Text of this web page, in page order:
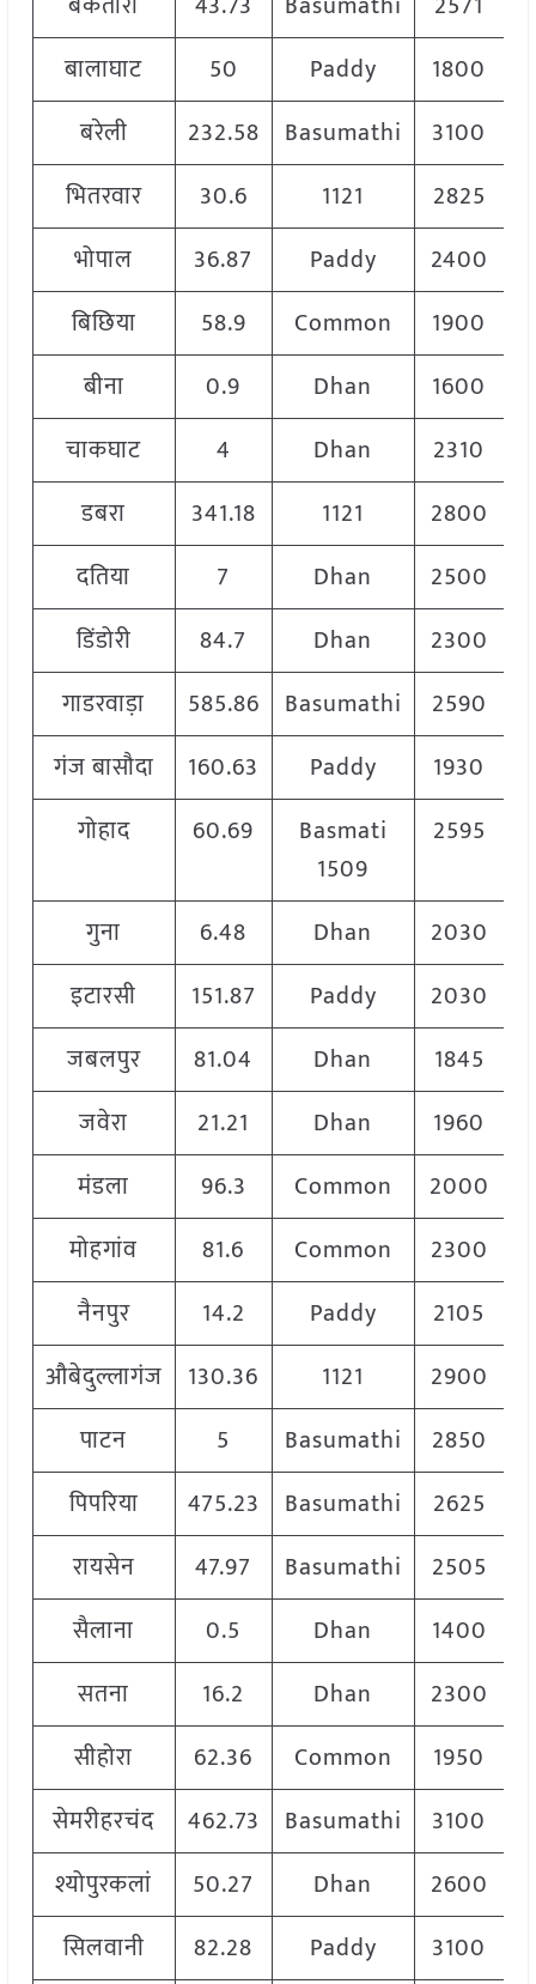
बालाघाट
50 Paddy 1800
बरेली
232.58 Basumathi
3100
भितरवार
30.6 1121 2825
भोपाल
36.87 Paddy 2400
बिछिया
58.9 Common 1900
बीना
0.9 Dhan 1600
चाकघाट
4 Dhan 2310
डबरा
341.18 1121 2800
दतिया
7 Dhan 2500
डिंडोरी
84.7 Dhan 2300
गाडरवाड़ा
585.86 Basumathi 2590
गंज बासौदा
160.63 Paddy 1930
गोहाद
60.69
Basmati
1509
2595
गुना 6.48 Dhan 2030
इटारसी
151.87 Paddy 2030
जबलपुर
81.04 Dhan
1845
जवेरा
21.21 Dhan 1960
मंडला
96.3 Common 2000
मोहगांव
81.6 Common 2300
नैनपुर
14.2 Paddy
2105
औबेदुल्लागंज
130.36 1121 2900
पाटन
5 Basumathi 2850
पिपरिया
475.23 Basumathi
2625
रायसेन
47.97 Basumathi 2505
सैलाना
0.5 Dhan 1400
सतना
16.2 Dhan 2300
सीहोरा
62.36 Common 1950
सेमरीहरचंद
462.73 Basumathi 3100
श्योपुरकलां
50.27 Dhan 2600
सिलवानी
82.28 Paddy 3100